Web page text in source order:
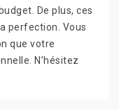
De plus, ces
perfection. Vous
que votre
N’hésitez